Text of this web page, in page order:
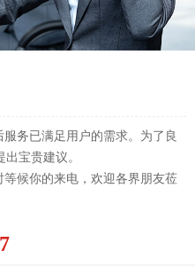
务已满足用户的需求。为了良
宝贵建议。
候你的来电，欢迎各界朋友莅